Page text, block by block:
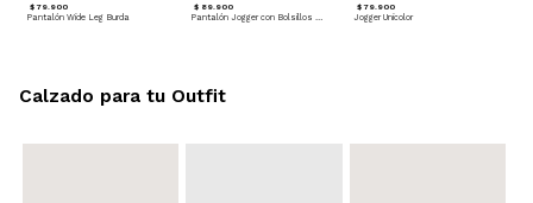
$ 79.900
Pantalón Wide Leg Burda
$ 89.900 $ 79.900
Jogger Unicolor
Calzado para tu Outfit